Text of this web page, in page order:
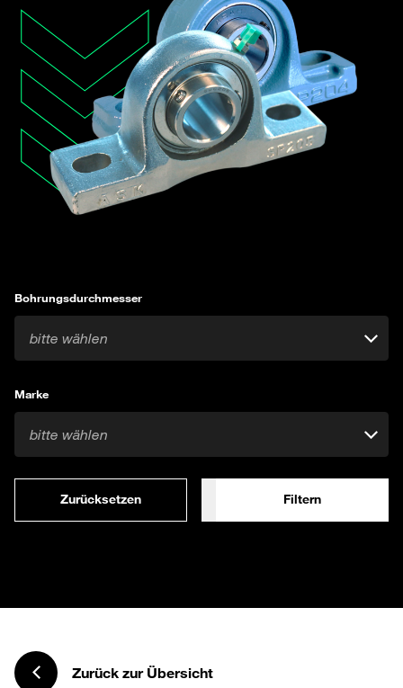
Bohrungsdurchmesser
bitte wählen
Marke
bitte wählen
Zurücksetzen Filtern
Zurück zur Übersicht